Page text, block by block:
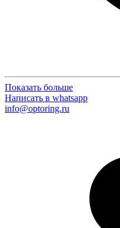
Показать больше
Написать в whatsapp
info@optoring.ru